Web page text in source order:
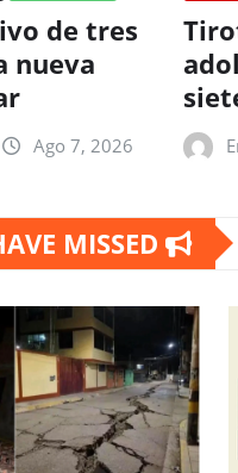
de tres
nueva
Ago 7, 2026
MISSED